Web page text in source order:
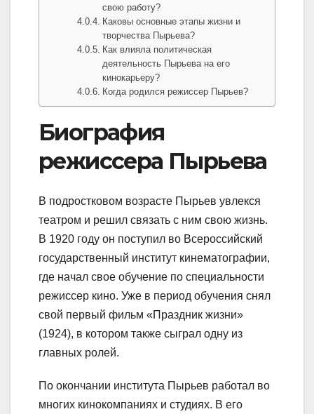
свою работу?
Каковы основные этапы жизни и
творчества Пырьева?
Как влияла политическая
деятельность Пырьева на его
кинокарьеру?
Когда родился режиссер Пырьев?
Биография
режиссера Пырьева
В подростковом возрасте Пырьев увлекся
театром и решил связать с ним свою жизнь.
В 1920 году он поступил во Всероссийский
государственный институт кинематографии,
где начал свое обучение по специальности
режиссер кино. Уже в период обучения снял
свой первый фильм «Праздник жизни»
(1924), в котором также сыграл одну из
главных ролей.
По окончании института Пырьев работал во
многих кинокомпаниях и студиях. В его